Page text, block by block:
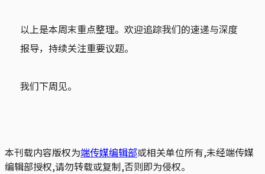
以上是本周末重点整理。欢迎追踪我们的速递与深度
报导，持续关注重要议题。
我们下周见。
本刊载内容版权为端传媒编辑部或相关单位所有,未经端传媒
编辑部授权,请勿转载或复制,否则即为侵权。